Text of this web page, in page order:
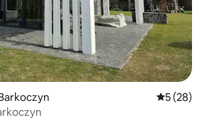
Note
5 (28)